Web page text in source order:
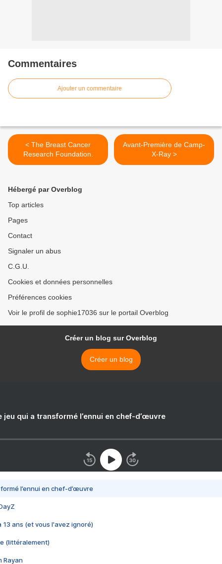
Commentaires
Ajouter un commentaire
< The Breast Cancer
Research Foundation.
Avant-Première de Camp-
X-Ray >
Hébergé par Overblog
Top articles
Pages
Contact
Signaler un abus
C.G.U.
Cookies et données personnelles
Préférences cookies
Voir le profil de sophie17036 sur le portail Overblog
Créer un blog sur Overblog
Créer un blog
jeu qui a transformé l’ennui en chef-d’œuvre
l’ennui en chef-d’œuvre
13 ans (et vous l'avez ignoré)
(littéralement)
Rayan